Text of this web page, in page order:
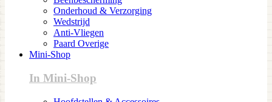
Onderhoud & Verzorging
Wedstrijd
Anti-Vliegen
Paard Overige
Mini-Shop
In Mini-Shop